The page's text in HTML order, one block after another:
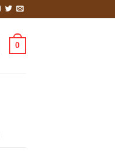
0